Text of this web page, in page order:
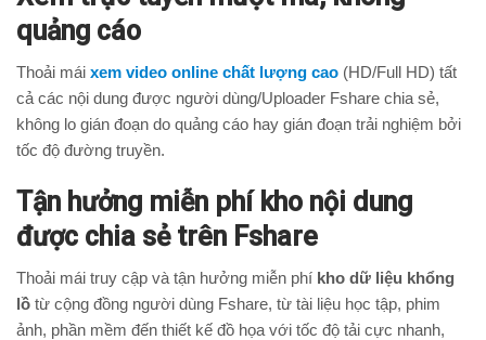
quảng cáo
Thoải mái xem video online chất lượng cao (HD/Full HD) tất
cả các nội dung được người dùng/Uploader Fshare chia sẻ,
không lo gián đoạn do quảng cáo hay gián đoạn trải nghiệm bởi
tốc độ đường truyền.
Tận hưởng miễn phí kho nội dung
được chia sẻ trên Fshare
Thoải mái truy cập và tận hưởng miễn phí kho dữ liệu khổng
lồ từ cộng đồng người dùng Fshare, từ tài liệu học tập, phim
ảnh, phần mềm đến thiết kế đồ họa với tốc độ tải cực nhanh,